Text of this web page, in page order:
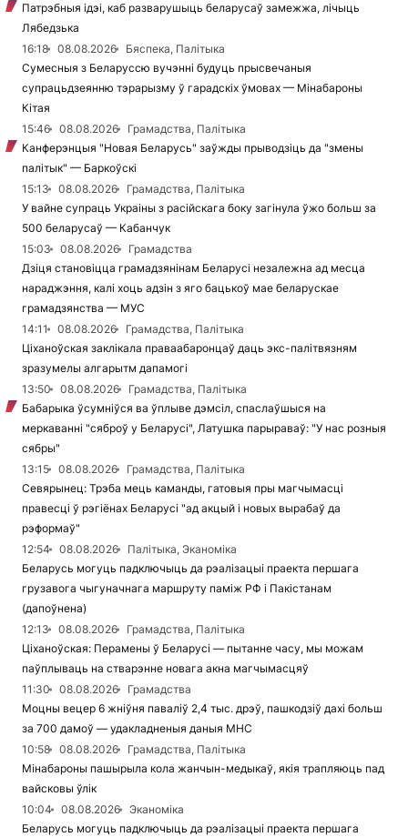
Патрэбныя ідэі, каб разварушыць беларусаў замежжа, лічыць
Лябедзька
16:18
08.08.2026
Бяспека, Палітыка
Сумесныя з Беларуссю вучэнні будуць прысвечаныя
супрацьдзеянню тэрарызму ў гарадскіх ўмовах — Мінабароны
Кітая
15:46
08.08.2026
Грамадства, Палітыка
Канферэнцыя "Новая Беларусь" заўжды прыводзіць да "змены
палітык" — Баркоўскі
15:13
08.08.2026
Грамадства, Палітыка
У вайне супраць Украіны з расійскага боку загінула ўжо больш за
500 беларусаў — Кабанчук
15:03
08.08.2026
Грамадства
Дзіця становіцца грамадзянінам Беларусі незалежна ад месца
нараджэння, калі хоць адзін з яго бацькоў мае беларускае
грамадзянства — МУС
14:11
08.08.2026
Грамадства, Палітыка
Ціханоўская заклікала праваабаронцаў даць экс-палітвязням
зразумелы алгарытм дапамогі
13:50
08.08.2026
Грамадства, Палітыка
Бабарыка ўсумніўся ва ўплыве дэмсіл, спаслаўшыся на
меркаванні "сяброў у Беларусі", Латушка парыраваў: "У нас розныя
сябры"
13:15
08.08.2026
Грамадства, Палітыка
Севярынец: Трэба мець каманды, гатовыя пры магчымасці
правесці ў рэгіёнах Беларусі "ад акцый і новых вырабаў да
рэформаў"
12:54
08.08.2026
Палітыка, Эканоміка
Беларусь могуць падключыць да рэалізацыі праекта першага
грузавога чыгуначнага маршруту паміж РФ і Пакістанам
(дапоўнена)
12:13
08.08.2026
Грамадства, Палітыка
Ціханоўская: Перамены ў Беларусі — пытанне часу, мы можам
паўплываць на стварэнне новага акна магчымасцяў
11:30
08.08.2026
Грамадства
Моцны вецер 6 жніўня паваліў 2,4 тыс. дрэў, пашкодзіў дахі больш
за 700 дамоў — удакладненыя даныя МНС
10:58
08.08.2026
Грамадства, Палітыка
Мінабароны пашырыла кола жанчын-медыкаў, якія трапляюць пад
вайсковы ўлік
10:04
08.08.2026
Эканоміка
Беларусь могуць падключыць да рэалізацыі праекта першага